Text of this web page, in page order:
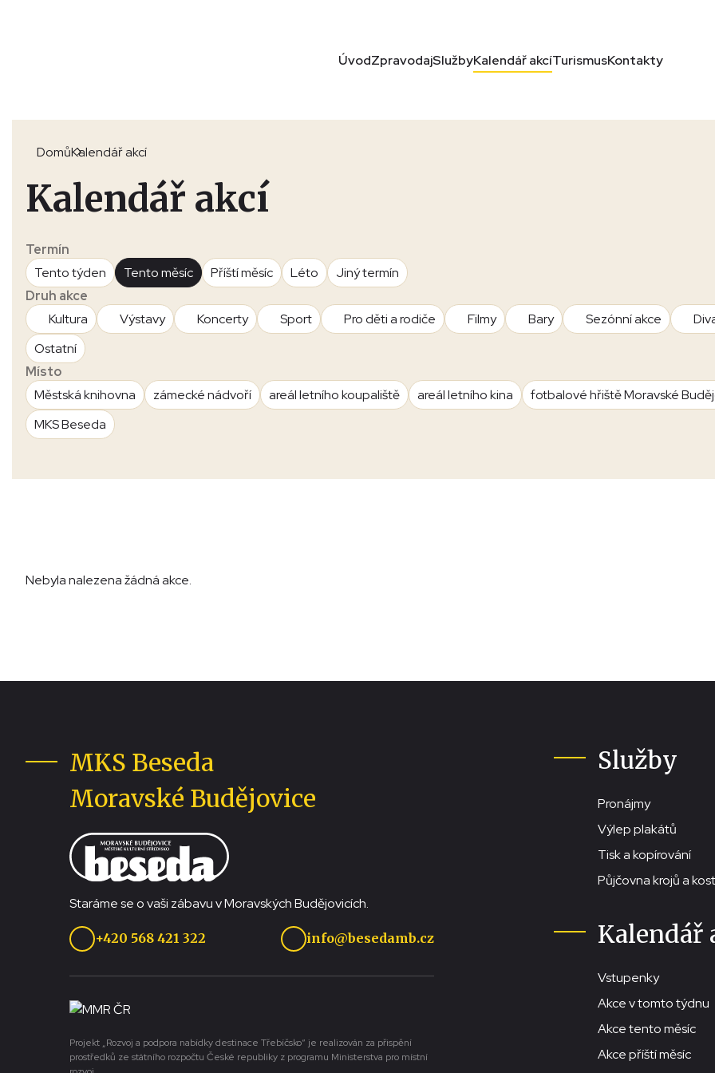
ÚvodZpravodajSlužbyKalendář akcíTurismusKontakty
DomůKalendář akcí
Kalendář akcí
Termín
Tento týden
Tento měsíc Příští měsíc Léto
Jiný termín
Druh akce
Kultura
Výstavy Koncerty Sport Pro děti a rodiče Filmy Bary Sezónní akce
Ostatní
Místo
Městská knihovna
zámecké nádvoří areál letního koupaliště areál letního kina
fotbalové hřiště Moravské
MKS Beseda
Nebyla nalezena žádná akce.
MKS Beseda
Moravské Budějovice
Staráme se o vaši zábavu v Moravských Budějovicích.
+420 568 421 322 info@besedamb.cz
Projekt „Rozvoj a podpora nabídky destinace Třebíčsko“ je realizován za přispění
prostředků ze státního rozpočtu České republiky z programu Ministerstva pro místní
Služby
Pronájmy
Výlep plakátů
Tisk a kopírování
Půjčovna krojů a
Kalendář
Vstupenky
Akce v tomto týdnu
Akce tento měsíc
Akce příští měsíc